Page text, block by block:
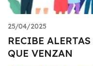
25/04/2025
RECIBE
QUE VENZAN